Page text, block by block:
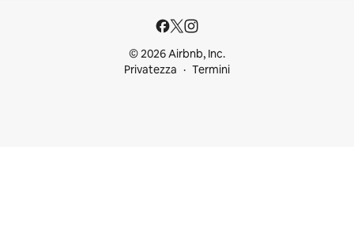
© 2026 Airbnb, Inc.
Privatezza
Termini